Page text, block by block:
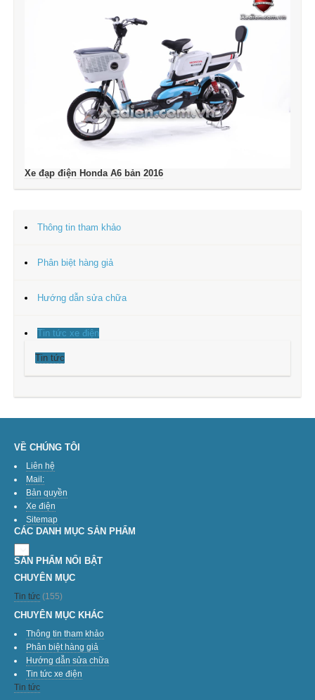
Xe đạp điện Honda A6 bản 2016
Thông tin tham khảo
Phân biệt hàng giả
Hướng dẫn sửa chữa
Tin tức xe điện
Tin tức
VỀ CHÚNG TÔI
Liên hệ
Mail:
Bản quyền
Xe điện
Sitemap
CÁC DANH MỤC SẢN PHẨM
SẢN PHẨM NỔI BẬT
CHUYÊN MỤC
Tin tức (155)
CHUYÊN MỤC KHÁC
Thông tin tham khảo
Phân biệt hàng giả
Hướng dẫn sửa chữa
Tin tức xe điện
Tin tức